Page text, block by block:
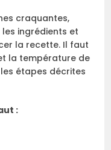
craquantes,
ingrédients et
la recette. Il faut
la température de
étapes décrites
: